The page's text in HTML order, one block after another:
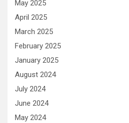
May 2025
April 2025
March 2025
February 2025
January 2025
August 2024
July 2024
June 2024
May 2024